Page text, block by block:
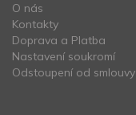
O nás
Kontakty
Doprava a Platba
Nastavení soukromí
Odstoupení od smlouvy